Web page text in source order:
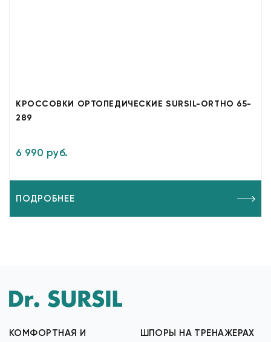
КРОССОВКИ ОРТОПЕДИЧЕСКИЕ SURSIL-ORTHO 65-
289
6 990 руб.
ПОДРОБНЕЕ
КОМФОРТНАЯ И
ШПОРЫ НА ТРЕНАЖЕРАХ